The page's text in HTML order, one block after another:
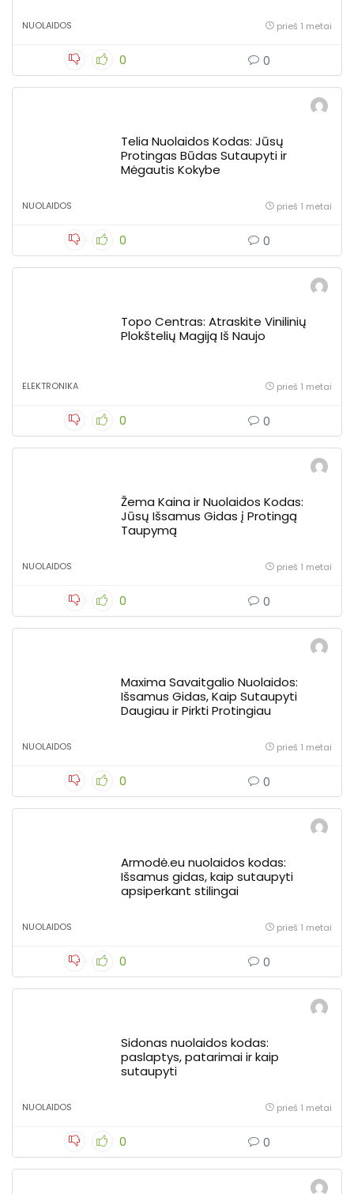
NUOLAIDOS prieš 1 metai
0 0
Telia Nuolaidos Kodas: Jūsų
Protingas Būdas Sutaupyti ir
Mėgautis Kokybe
NUOLAIDOS prieš 1 metai
0 0
Topo Centras: Atraskite Vinilinių
Plokštelių Magiją Iš Naujo
ELEKTRONIKA prieš 1 metai
0 0
Žema Kaina ir Nuolaidos Kodas:
Jūsų Išsamus Gidas į Protingą
Taupymą
NUOLAIDOS prieš 1 metai
0 0
Maxima Savaitgalio Nuolaidos:
Išsamus Gidas, Kaip Sutaupyti
Daugiau ir Pirkti Protingiau
NUOLAIDOS prieš 1 metai
0 0
Armodė.eu nuolaidos kodas:
Išsamus gidas, kaip sutaupyti
apsiperkant stilingai
NUOLAIDOS prieš 1 metai
0 0
Sidonas nuolaidos kodas:
paslaptys, patarimai ir kaip
sutaupyti
NUOLAIDOS prieš 1 metai
0 0